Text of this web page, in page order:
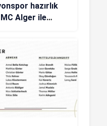
hazırlık
MC Alger ile